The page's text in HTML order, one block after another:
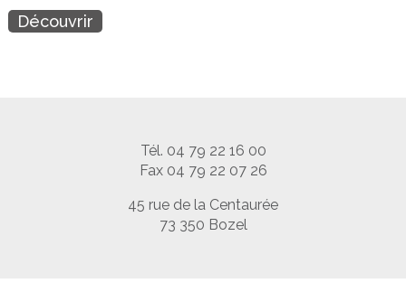
Découvrir
Tél. 04 79 22 16 00
Fax 04 79 22 07 26
45 rue de la Centaurée
73 350 Bozel